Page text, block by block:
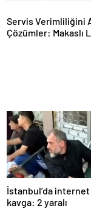
Servis Verimliliğini
Çözümler: Makaslı
İstanbul’da
kavga: 2 yaralı